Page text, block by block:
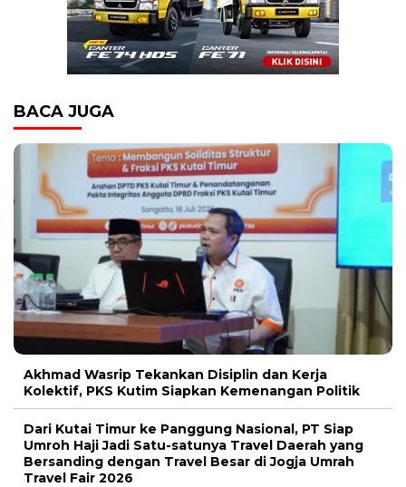
BACA JUGA
Akhmad Wasrip Tekankan Disiplin dan Kerja
Kolektif, PKS Kutim Siapkan Kemenangan Politik
Dari Kutai Timur ke Panggung Nasional, PT Siap
Umroh Haji Jadi Satu-satunya Travel Daerah yang
Bersanding dengan Travel Besar di Jogja Umrah
Travel Fair 2026